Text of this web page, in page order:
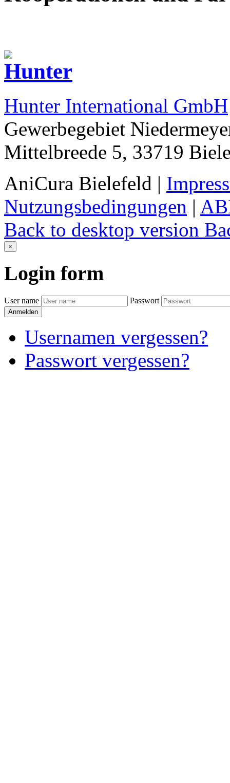
Hunter International GmbH
Gewerbegebiet
Mittelbreede 5, 33719
AniCura Bielefeld |
Nutzungsbedingungen |
Back to desktop version
×
Login form
User name Passwort
Anmelden
Usernamen vergessen?
Passwort vergessen?